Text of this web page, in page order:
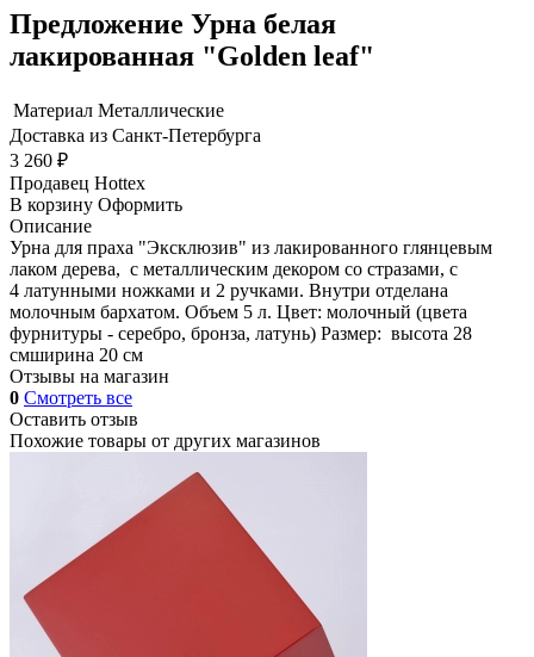
Предложение Урна белая
лакированная "Golden leaf"
Материал Металлические
Доставка из Санкт-Петербурга
3 260 ₽
Продавец Hottex
В корзину Оформить
Описание
Урна для праха "Эксклюзив" из лакированного глянцевым
лаком дерева, с металлическим декором со стразами, с
4 латунными ножками и 2 ручками. Внутри отделана
молочным бархатом. Объем 5 л. Цвет: молочный (цвета
фурнитуры - серебро, бронза, латунь) Размер: высота 28
смширина 20 см
Отзывы на магазин
0 Смотреть все
Оставить отзыв
Похожие товары от других магазинов